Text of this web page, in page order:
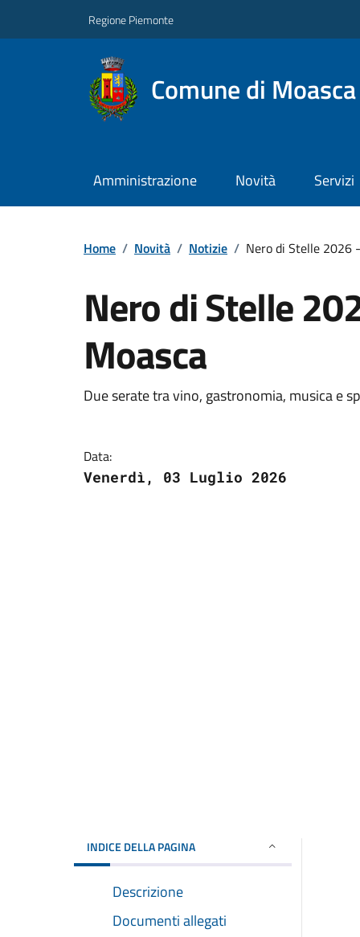
Regione Piemonte
Comune di Moasca
Amministrazione Novità Servizi
Home / Novità / Notizie / Nero di Stelle 2026
Nero di Stelle
Moasca
Due serate tra vino, gastronomia, musica e
Data:
Venerdì, 03 Luglio 2026
INDICE DELLA PAGINA
Descrizione
Documenti allegati